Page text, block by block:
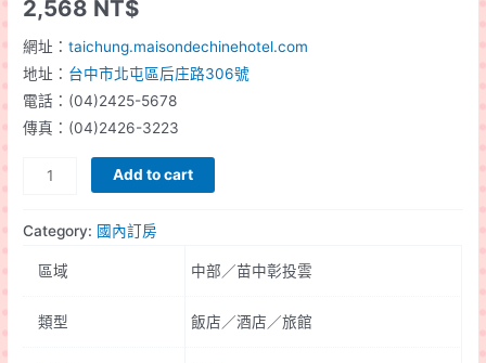
2,568 NT$
網址：taichung.maisondechinehotel.com
地址： 台中市北屯區后庄路306號
電話：(04)2425-5678
傳真：(04)2426-3223
金
Add to cart
Category: 國內訂房
區域 中部／苗中彰投雲
類型 飯店／酒店／旅館